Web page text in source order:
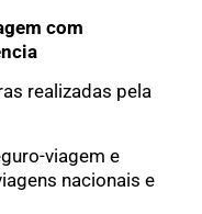
com
realizadas pela
viagem e
nacionais e